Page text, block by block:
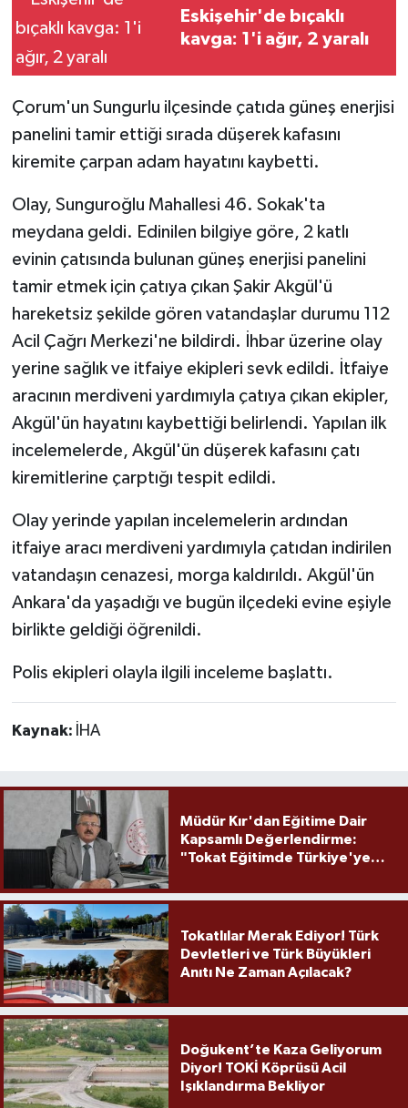
Eskişehir'de bıçaklı
kavga: 1'i ağır, 2 yaralı
Çorum'un Sungurlu ilçesinde çatıda güneş enerjisi
panelini tamir ettiği sırada düşerek kafasını
kiremite çarpan adam hayatını kaybetti.
Olay, Sunguroğlu Mahallesi 46. Sokak'ta
meydana geldi. Edinilen bilgiye göre, 2 katlı
evinin çatısında bulunan güneş enerjisi panelini
tamir etmek için çatıya çıkan Şakir Akgül'ü
hareketsiz şekilde gören vatandaşlar durumu 112
Acil Çağrı Merkezi'ne bildirdi. İhbar üzerine olay
yerine sağlık ve itfaiye ekipleri sevk edildi. İtfaiye
aracının merdiveni yardımıyla çatıya çıkan ekipler,
Akgül'ün hayatını kaybettiği belirlendi. Yapılan ilk
incelemelerde, Akgül'ün düşerek kafasını çatı
kiremitlerine çarptığı tespit edildi.
Olay yerinde yapılan incelemelerin ardından
itfaiye aracı merdiveni yardımıyla çatıdan indirilen
vatandaşın cenazesi, morga kaldırıldı. Akgül'ün
Ankara'da yaşadığı ve bugün ilçedeki evine eşiyle
birlikte geldiği öğrenildi.
Polis ekipleri olayla ilgili inceleme başlattı.
Kaynak: İHA
Müdür Kır'dan Eğitime Dair
Kapsamlı Değerlendirme:
"Tokat Eğitimde Türkiye'ye
Tokatlılar Merak Ediyor! Türk
Devletleri ve Türk Büyükleri
Anıtı Ne Zaman Açılacak?
Doğukent’te Kaza Geliyorum
Diyor! TOKİ Köprüsü Acil
Işıklandırma Bekliyor